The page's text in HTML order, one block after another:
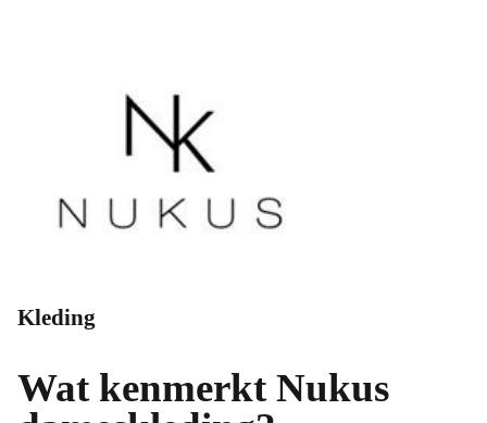
Kleding
Wat kenmerkt Nukus